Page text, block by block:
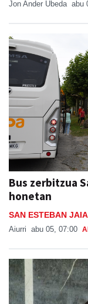
Jon Ander Ubeda abu
Bus zerbitzua
honetan
SAN ESTEBAN
Aiurri abu 05, 07:00